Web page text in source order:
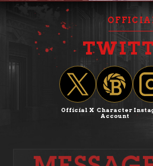
Official X Character
Account